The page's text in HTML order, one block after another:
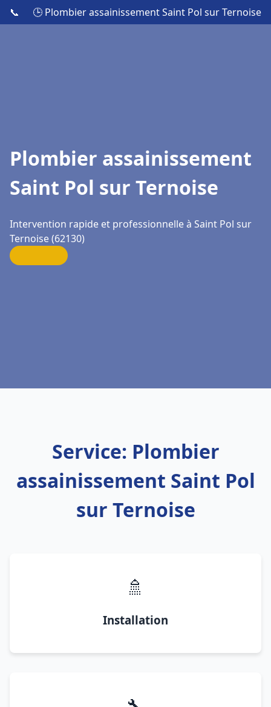
📞 🕒 Plombier assainissement Saint Pol sur Ternoise
Plombier assainissement
Saint Pol sur Ternoise
Intervention rapide et professionnelle à Saint Pol sur
Ternoise (62130)
Service: Plombier
assainissement Saint Pol
sur Ternoise
🚿
Installation